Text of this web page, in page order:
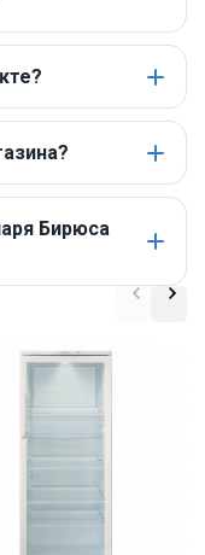
Бирюса